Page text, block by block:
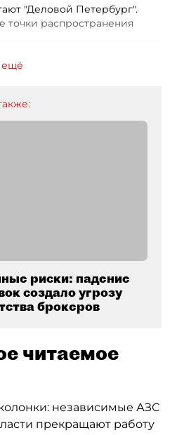
"Деловой Петербург".
точки распространения
ещё
риски: падение
создало угрозу
брокеров
читаемое
независимые АЗС
прекращают работу